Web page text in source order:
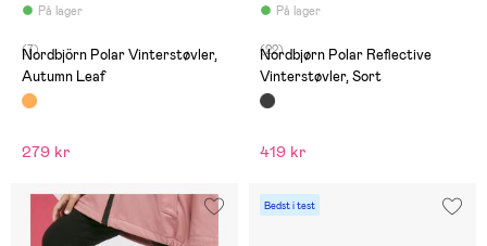
På lager
(7)
Nordbjörn Polar Vinterstøvler,
Autumn Leaf
279 kr
På lager
(22)
Nordbjørn Polar Reflective
Vinterstøvler, Sort
419 kr
Bedst i test